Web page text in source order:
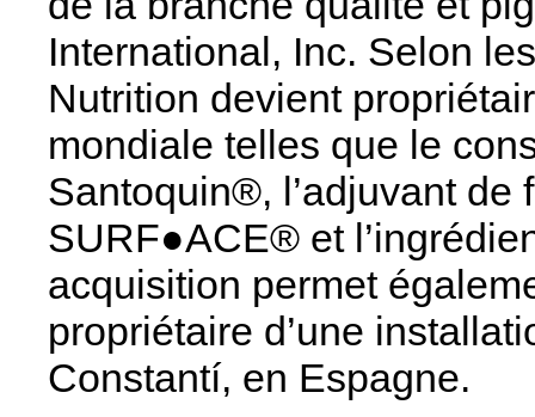
International, Inc. Selon
Nutrition devient
mondiale telles que le
Santoquin®, l’adjuvant de
SURF●ACE® et
acquisition permet
propriétaire d’une
Constantí, en Espagne.